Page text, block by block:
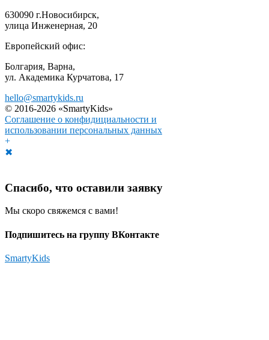
630090 г.Новосибирск,
улица Инженерная, 20
Европейский офис:
Болгария, Варна,
ул. Академика Курчатова, 17
hello@smartykids.ru
© 2016-2026 «SmartyKids»
Соглашение о конфидициальности и
использовании персональных данных
+
✖
Спасибо, что оставили заявку
Мы скоро свяжемся с вами!
Подпишитесь на группу ВКонтакте
SmartyKids